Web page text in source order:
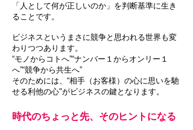
「人として何が正しいのか」を判断基準に生き
ることです。
ビジネスというまさに競争と思われる世界も変
わりつつあります。
“モノからコトへ”“ナンバー１からオンリー１
へ”“競争から共生へ”
そのためには、“相手（お客様）の心に思いを馳
せる利他の心"がビジネスの鍵となります。
時代のちょっと先、そのヒントになる